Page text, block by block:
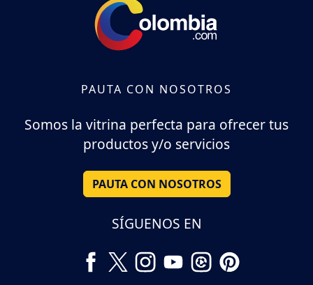
PAUTA CON NOSOTROS
Somos la vitrina perfecta para ofrecer tus
productos y/o servicios
PAUTA CON NOSOTROS
SÍGUENOS EN